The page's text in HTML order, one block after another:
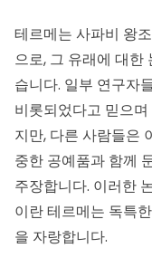
테르메는 사파비 왕
으로, 그 유래에 대한
습니다. 일부 연구자
비롯되었다고 믿으
지만, 다른 사람들은
중한 공예품과 함께
주장합니다. 이러한
이란 테르메는 독특
을 자랑합니다.